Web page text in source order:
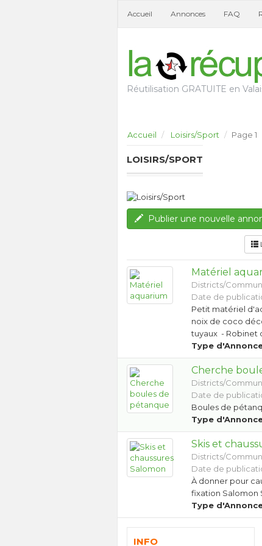
Accueil Annonces FAQ
Réutilisation GRATUITE en
Accueil Loisirs/Sport Page 1
LOISIRS/SPORT
Publier une nouvelle
Matériel
Districts/
Date de
Petit matériel
noix de coco
tuyaux - Robinet
Type
Cherche
Districts/
Date de
Boules de
Type
Skis et
Districts/
Date de
À donner pour
fixation Salomon
Type
INFO